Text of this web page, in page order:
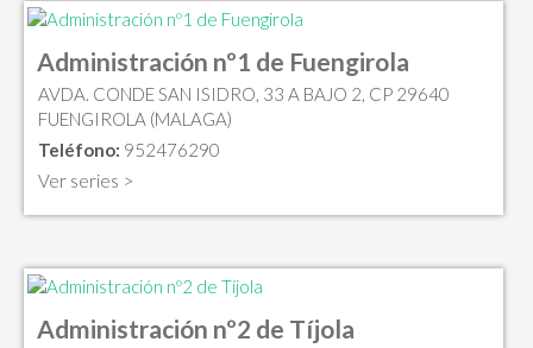
Administración nº1 de Fuengirola
AVDA. CONDE SAN ISIDRO, 33 A BAJO 2, CP 29640
FUENGIROLA (MALAGA)
Teléfono: 952476290
Ver series >
Administración nº2 de Tíjola